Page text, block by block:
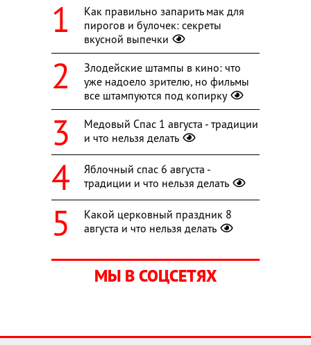
Как правильно запарить мак для
пирогов и булочек: секреты
вкусной выпечки
Злодейские штампы в кино: что
уже надоело зрителю, но фильмы
все штампуются под копирку
Медовый Спас 1 августа - традиции
и что нельзя делать
Яблочный спас 6 августа -
традиции и что нельзя делать
Какой церковный праздник 8
августа и что нельзя делать
МЫ В СОЦСЕТЯХ